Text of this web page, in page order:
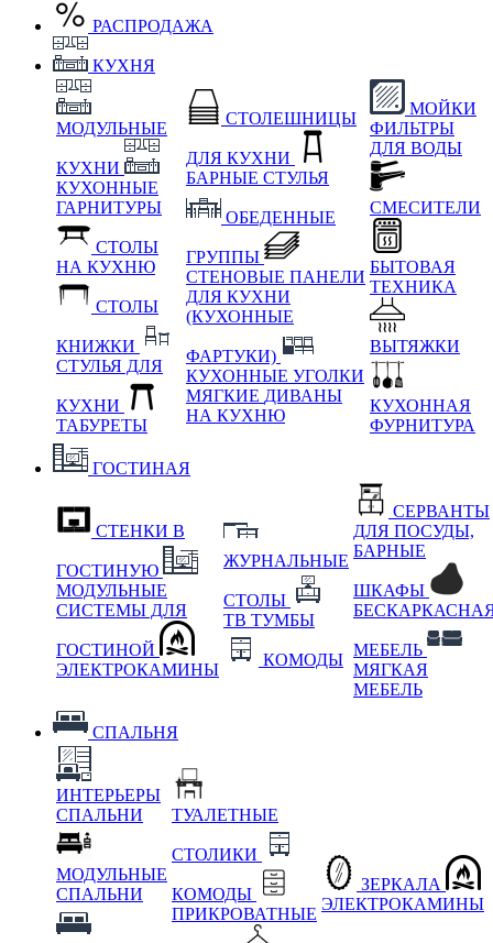
РАСПРОДАЖА
КУХНЯ
МОДУЛЬНЫЕ
КУХНИ
КУХОННЫЕ
ГАРНИТУРЫ
СТОЛЫ
НА КУХНЮ
СТОЛЫ
КНИЖКИ
СТУЛЬЯ ДЛЯ
КУХНИ
ТАБУРЕТЫ
СТОЛЕШНИЦЫ
ДЛЯ КУХНИ
БАРНЫЕ СТУЛЬЯ
ОБЕДЕННЫЕ
ГРУППЫ
СТЕНОВЫЕ ПАНЕЛИ
ДЛЯ КУХНИ
(КУХОННЫЕ
ФАРТУКИ)
КУХОННЫЕ УГОЛКИ
МЯГКИЕ ДИВАНЫ
НА КУХНЮ
МОЙКИ
ФИЛЬТРЫ
ДЛЯ ВОДЫ
СМЕСИТЕЛИ
БЫТОВАЯ
ТЕХНИКА
ВЫТЯЖКИ
КУХОННАЯ
ФУРНИТУРА
ГОСТИНАЯ
СТЕНКИ В
ГОСТИНУЮ
МОДУЛЬНЫЕ
СИСТЕМЫ ДЛЯ
ГОСТИНОЙ
ЭЛЕКТРОКАМИНЫ
ЖУРНАЛЬНЫЕ
СТОЛЫ
ТВ ТУМБЫ
КОМОДЫ
СЕРВАНТЫ
ДЛЯ ПОСУДЫ,
БАРНЫЕ
ШКАФЫ
МЕБЕЛЬ
МЯГКАЯ
МЕБЕЛЬ
СПАЛЬНЯ
ИНТЕРЬЕРЫ
СПАЛЬНИ
МОДУЛЬНЫЕ
СПАЛЬНИ
ТУАЛЕТНЫЕ
СТОЛИКИ
КОМОДЫ
ПРИКРОВАТНЫЕ
ЗЕРКАЛА
ЭЛЕКТРОКАМИНЫ